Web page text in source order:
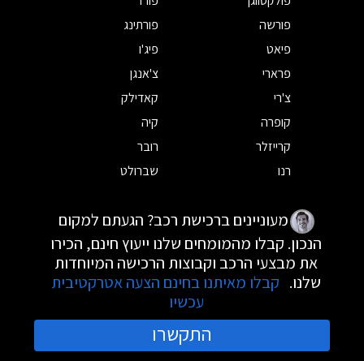
פורשה
פורתינג
פיאט
פיג'ו
פרארי
צ'אנגן
צ'רי
קאדילק
קופרה
קיה
קרייזלר
רובר
רנו
שברולט
מעוניינים ברכישת רכב? הגעתם למקום
הנכון. קבלו מהמומחים שלנו ייעוץ חינם, הכירו
את מבצעי הרכב וקבוצות הרכישה המיוחדות
שלנו. קבלו מאיתנו בחינם הצעה אטרקטיבית
עכשיו
התקשרו